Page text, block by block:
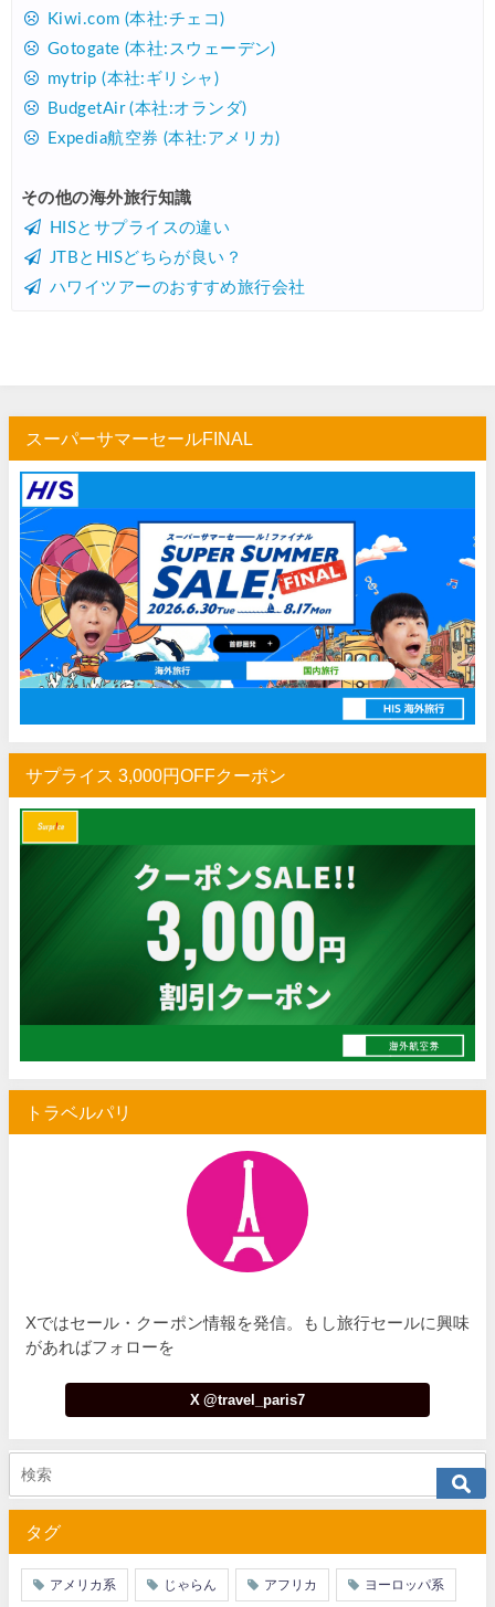
07/25 Trip.com) 海外航空券(アジア) 6,900円~
07/24 HIS) アイスランドツアー 最大30,000円OFFクーポン
07/23 Trip.com) 海外航空券 最大2,500円OFFクーポン
07/23 Trip.com) 航空券＋ホテル 最大5,000円OFFクーポン
07/22 JTB) 海外ツアー(20代) 最大28,000円OFFクーポン
JTB) 海外ツアー(10代) 最大28,000円OFFクーポン
07/20 楽天トラベル) 海外ツアー 最大30,000円OFFクーポン
07/17 HIS) 海外旅行タイムセール(関西発)
07/16
07/16 Trip.com) 航空券 1,500円OFFクーポン
07/15 楽天トラベル) 海外ツアー 最大30,000円OFFクーポン
07/14 HIS) 海外航空券 2,000円OFFクーポン
07/13 Trip.com) アメリカ西海岸 最大50%OFFセール
07/08 HIS) 海外航空券タイムセール
07/07 HIS) 海外航空券 最大20,000円OFFクーポン
Trip.com) 航空券+ホテル 最大5,000円OFFクーポン
Trip.com) 海外航空券 最大3,000円OFFクーポン
Trip.com) ホテル 最大3,000円OFFクーポン
Trip.com) 空港送迎 50%OFFクーポン
Trip.com) 台湾旅 最大50%OFFセール
Trip.com) 海外航空券(セントレア発) 最大7,000円OFFクーポ
HIS) 超目玉ツアー(スーパーサマーセール)
HIS) 海外航空券 2,000円OFFクーポン
07/01 JTB) ルフトハンザドイツ航空便(航空券+ホテル) 最大120,000円OFFク
JTB) オーストリア航空便(航空券+ホテル) 最大120,000円OFFク
07/01 JTB) ユナイテッド航空便(航空券+ホテル) 最大40,000円OFFクー
07/01 JTB) アメリカン航空便(航空券+ホテル) 最大40,000円OFFクー
07/01
07/01 JTB) エアカナダ便(航空券+ホテル) 最大40,000円OFFクー
Kiwi.com (本社:チェコ)
Gotogate (本社:スウェーデン)
mytrip (本社:ギリシャ)
BudgetAir (本社:オランダ)
Expedia航空券 (本社:アメリカ)
その他の海外旅行知識
HISとサプライスの違い
JTBとHISどちらが良い？
ハワイツアーのおすすめ旅行会社
スーパーサマーセールFINAL
サプライス 3,000円OFFクーポン
トラベルパリ
Xではセール・クーポン情報を発信。もし旅行セールに興味
があればフォローを
X @travel_paris7
タグ
アメリカ系 じゃらん アフリカ ヨーロッパ系